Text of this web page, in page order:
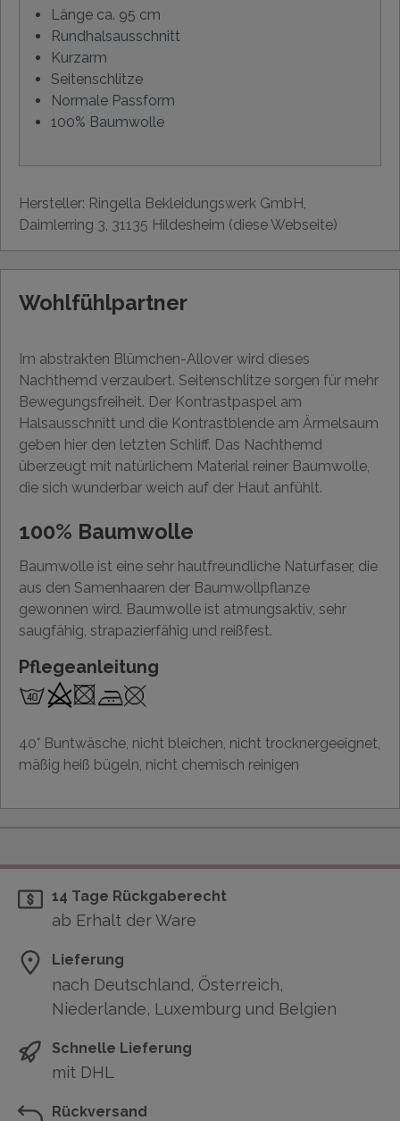
Länge ca. 95 cm
Rundhalsausschnitt
Kurzarm
Seitenschlitze
Normale Passform
100% Baumwolle
Hersteller: Ringella Bekleidungswerk GmbH,
Daimlerring 3, 31135 Hildesheim (diese Webseite)
Wohlfühlpartner
Im abstrakten Blümchen-Allover wird dieses
Nachthemd verzaubert. Seitenschlitze sorgen für mehr
Bewegungsfreiheit. Der Kontrastpaspel am
Halsausschnitt und die Kontrastblende am Ärmelsaum
geben hier den letzten Schliff. Das Nachthemd
überzeugt mit natürlichem Material reiner Baumwolle,
die sich wunderbar weich auf der Haut anfühlt.
100% Baumwolle
Baumwolle ist eine sehr hautfreundliche Naturfaser, die
aus den Samenhaaren der Baumwollpflanze
gewonnen wird. Baumwolle ist atmungsaktiv, sehr
saugfähig, strapazierfähig und reißfest.
Pflegeanleitung
40° Buntwäsche, nicht bleichen, nicht trocknergeeignet,
mäßig heiß bügeln, nicht chemisch reinigen
14 Tage Rückgaberecht
ab Erhalt der Ware
Lieferung
nach Deutschland, Österreich,
Niederlande, Luxemburg und Belgien
Schnelle Lieferung
mit DHL
Rückversand